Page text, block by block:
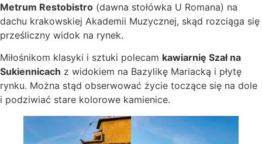
Metrum Restobistro (dawna stołówka U Romana) na
dachu krakowskiej Akademii Muzycznej, skąd rozciąga się
prześliczny widok na rynek.
Miłośnikom klasyki i sztuki polecam kawiarnię Szał na
Sukiennicach z widokiem na Bazylikę Mariacką i płytę
rynku. Można stąd obserwować życie toczące się na dole
i podziwiać stare kolorowe kamienice.